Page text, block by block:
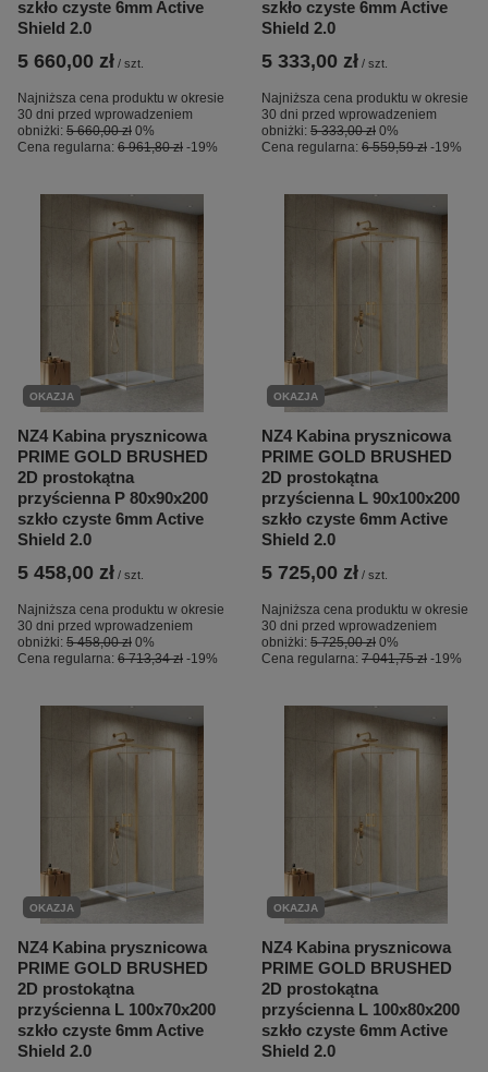
szkło czyste 6mm Active
Shield 2.0
5 660,00 zł / szt.
Najniższa cena produktu w okresie
30 dni przed wprowadzeniem
obniżki: 5 660,00 zł 0%
Cena regularna: 6 961,80 zł -19%
szkło czyste 6mm Active
Shield 2.0
5 333,00 zł / szt.
Najniższa cena produktu w okresie
30 dni przed wprowadzeniem
obniżki: 5 333,00 zł 0%
Cena regularna: 6 559,59 zł -19%
OKAZJA
NZ4 Kabina prysznicowa
PRIME GOLD BRUSHED
2D prostokątna
przyścienna P 80x90x200
szkło czyste 6mm Active
Shield 2.0
5 458,00 zł / szt.
Najniższa cena produktu w okresie
30 dni przed wprowadzeniem
obniżki: 5 458,00 zł 0%
Cena regularna: 6 713,34 zł -19%
OKAZJA
NZ4 Kabina prysznicowa
PRIME GOLD BRUSHED
2D prostokątna
przyścienna L 90x100x200
szkło czyste 6mm Active
Shield 2.0
5 725,00 zł / szt.
Najniższa cena produktu w okresie
30 dni przed wprowadzeniem
obniżki: 5 725,00 zł 0%
Cena regularna: 7 041,75 zł -19%
OKAZJA
NZ4 Kabina prysznicowa
PRIME GOLD BRUSHED
2D prostokątna
przyścienna L 100x70x200
szkło czyste 6mm Active
Shield 2.0
OKAZJA
NZ4 Kabina prysznicowa
PRIME GOLD BRUSHED
2D prostokątna
przyścienna L 100x80x200
szkło czyste 6mm Active
Shield 2.0